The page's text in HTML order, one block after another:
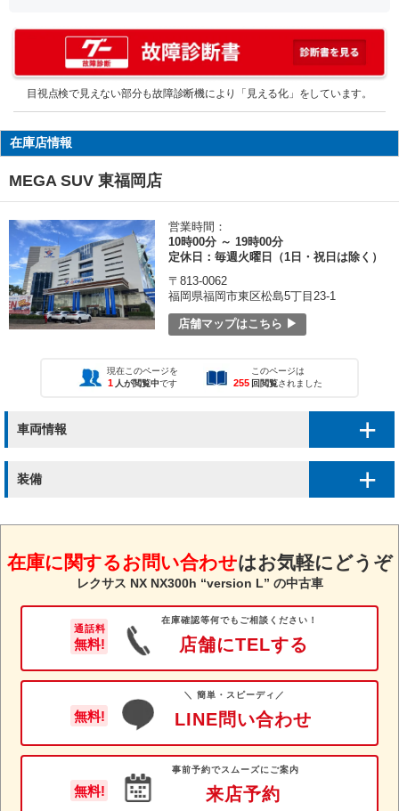
目視点検で見えない部分も故障診断機により「見える化」をしています。
在庫店情報
MEGA SUV 東福岡店
営業時間：
10時00分 ～ 19時00分
定休日：毎週火曜日（1日・祝日は除く）
〒813-0062
福岡県福岡市東区松島5丁目23-1
店舗マップはこちら ▶
現在このページを
1 人が閲覧中です
このページは
255 回閲覧されました
車両情報
装備
在庫に関するお問い合わせはお気軽にどうぞ
レクサス NX NX300h “version L” の中古車
通話料
無料!
在庫確認等何でもご相談ください！
店舗にTELする
無料!
＼ 簡単・スピーディ／
LINE問い合わせ
無料!
事前予約でスムーズにご案内
来店予約